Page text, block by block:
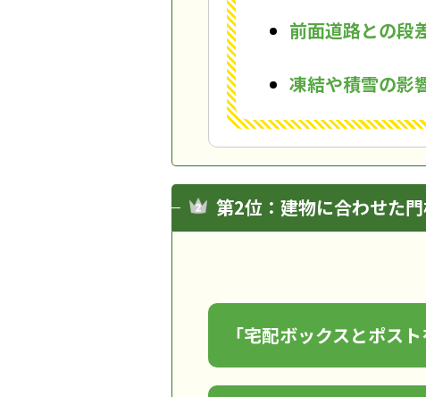
前面道路との段
凍結や積雪の影
第2位：建物に合わせた
「宅配ボックスとポス